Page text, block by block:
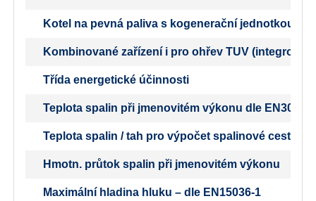
Kotel na pevná paliva s kogenerační jednotkou
Kombinované zařízení i pro ohřev TUV
Třída energetické účinnosti
Teplota spalin při jmenovitém výkonu dle EN303-5
Teplota spalin / tah pro výpočet spalinové cesty
Hmotn. průtok spalin při jmenovitém výkonu
Maximální hladina hluku – dle EN15036-1